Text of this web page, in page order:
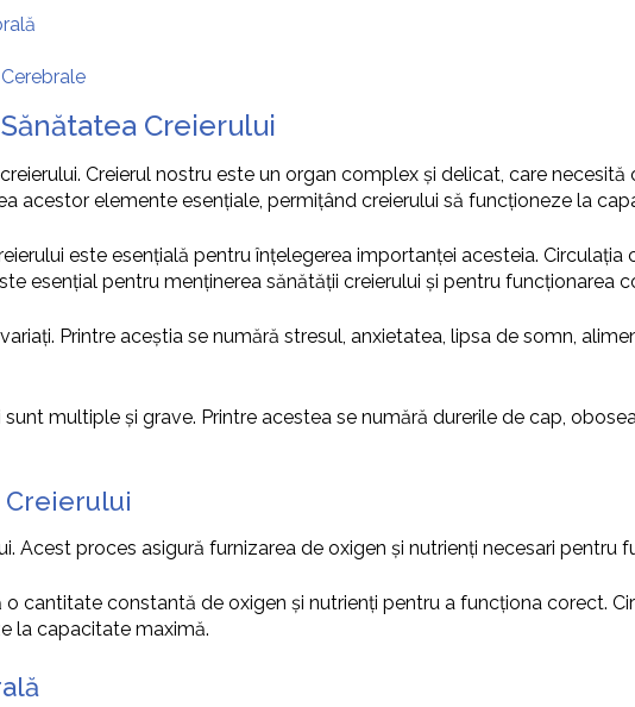
Creierului
Creierul nostru este un organ complex și delicat, care
acestor elemente esențiale, permițând creierului să funcționeze la
este esențială pentru înțelegerea importanței acesteia.
esențial pentru menținerea sănătății creierului și pentru funcționarea
Printre aceștia se numără stresul, anxietatea, lipsa de somn,
multiple și grave. Printre acestea se numără durerile de cap,
Acest proces asigură furnizarea de oxigen și nutrienți necesari pentru
cantitate constantă de oxigen și nutrienți pentru a funcționa corect.
la capacitate maximă.